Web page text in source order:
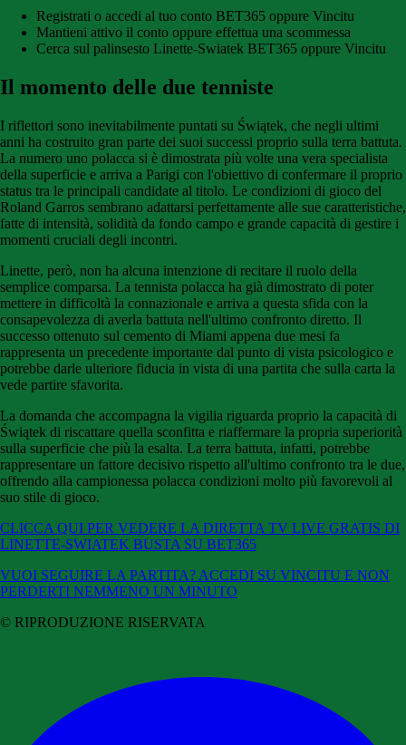
Registrati o accedi al tuo conto BET365 oppure Vincitu
Mantieni attivo il conto oppure effettua una scommessa
Cerca sul palinsesto Linette-Swiatek BET365 oppure Vincitu
Il momento delle due tenniste
I riflettori sono inevitabilmente puntati su Świątek, che negli ultimi
anni ha costruito gran parte dei suoi successi proprio sulla terra battuta.
La numero uno polacca si è dimostrata più volte una vera specialista
della superficie e arriva a Parigi con l'obiettivo di confermare il proprio
status tra le principali candidate al titolo. Le condizioni di gioco del
Roland Garros sembrano adattarsi perfettamente alle sue caratteristiche,
fatte di intensità, solidità da fondo campo e grande capacità di gestire i
momenti cruciali degli incontri.
Linette, però, non ha alcuna intenzione di recitare il ruolo della
semplice comparsa. La tennista polacca ha già dimostrato di poter
mettere in difficoltà la connazionale e arriva a questa sfida con la
consapevolezza di averla battuta nell'ultimo confronto diretto. Il
successo ottenuto sul cemento di Miami appena due mesi fa
rappresenta un precedente importante dal punto di vista psicologico e
potrebbe darle ulteriore fiducia in vista di una partita che sulla carta la
vede partire sfavorita.
La domanda che accompagna la vigilia riguarda proprio la capacità di
Świątek di riscattare quella sconfitta e riaffermare la propria superiorità
sulla superficie che più la esalta. La terra battuta, infatti, potrebbe
rappresentare un fattore decisivo rispetto all'ultimo confronto tra le due,
offrendo alla campionessa polacca condizioni molto più favorevoli al
suo stile di gioco.
CLICCA QUI PER VEDERE LA DIRETTA TV LIVE GRATIS DI
LINETTE-SWIATEK BUSTA SU BET365
VUOI SEGUIRE LA PARTITA? ACCEDI SU VINCITU E NON
PERDERTI NEMMENO UN MINUTO
© RIPRODUZIONE RISERVATA